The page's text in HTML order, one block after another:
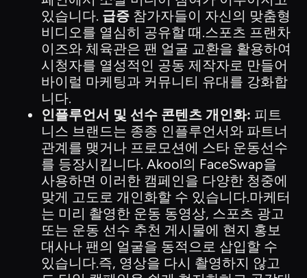
있습니다. 급증 참가자들이 자신의 맞춤형
비디오를 열심히 공유할 때.스포츠 프랜차
이즈와 체육관은 팬 얼굴 교환을 활용하여
시청자를 열성적인 공동 제작자로 만들어
바이럴 마케팅과 커뮤니티 유대를 강화합
니다.
인플루언서 및 선수 콘텐츠 개인화: 피트
니스 브랜드는 종종 인플루언서와 파트너
관계를 맺거나 프로모션에 스타 운동선수
를 등장시킵니다. Akool의 FaceSwap을
사용하면 이러한 캠페인을 다양한 청중에
맞게 고도로 개인화할 수 있습니다.마케터
는 미리 촬영한 운동 동영상, 스포츠 광고
또는 운동 선수 추천 게시물에 현지 홍보
대사나 팬의 얼굴을 동적으로 삽입할 수
있습니다.즉, 영상을 다시 촬영하지 않고